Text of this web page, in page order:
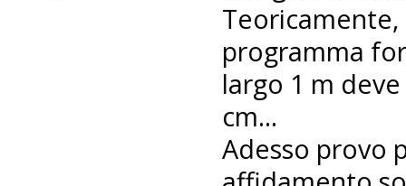
programma
largo 1 m
cm...
Adesso provo